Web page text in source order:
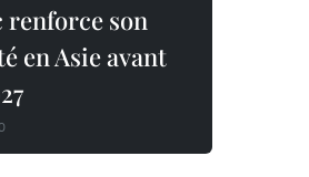
renforce son
en Asie avant